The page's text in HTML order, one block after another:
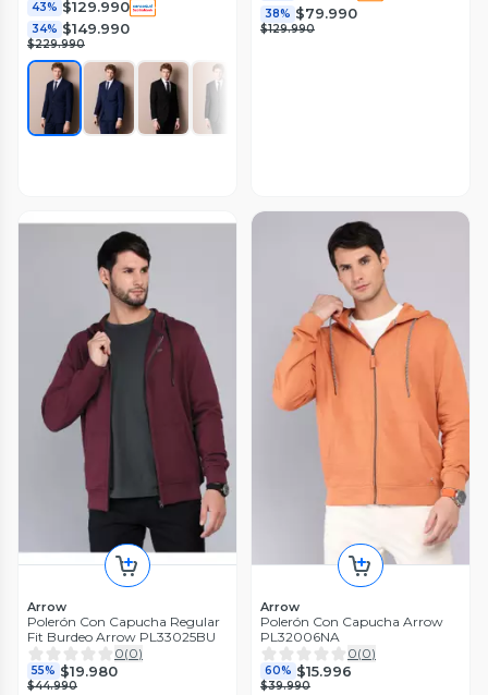
43% $129.990
34% $149.990
$229.990
38% $79.990
$129.990
Arrow
Polerón Con Capucha Regular
Fit Burdeo Arrow PL33025BU
0(0)
55% $19.980
$44.990
Arrow
Polerón Con Capucha Arrow
PL32006NA
0(0)
60% $15.996
$39.990